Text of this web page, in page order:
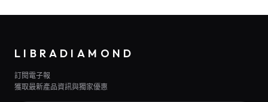
LIBRADIAMOND
訂閱電子報
獲取最新產品資訊與獨家優惠